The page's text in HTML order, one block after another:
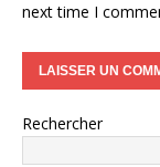
next time I
Rechercher